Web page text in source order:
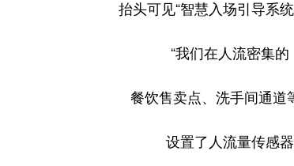
抬头可见“智慧入场引导系
“我们在人流密集的
餐饮售卖点、洗手间通道
设置了人流量传感器